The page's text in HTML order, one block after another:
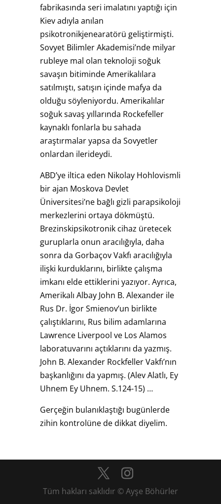
fabrikasında seri imalatını yaptığı için
Kiev adıyla anılan
psikotronikjenearatörü geliştirmişti.
Sovyet Bilimler Akademisi’nde milyar
rubleye mal olan teknoloji soğuk
savaşın bitiminde Amerikalılara
satılmıştı, satışın içinde mafya da
olduğu söyleniyordu. Amerikalılar
soğuk savaş yıllarında Rockefeller
kaynaklı fonlarla bu sahada
araştırmalar yapsa da Sovyetler
onlardan ilerideydi.
ABD’ye iltica eden Nikolay Hohlovismli
bir ajan Moskova Devlet
Üniversitesi’ne bağlı gizli parapsikoloji
merkezlerini ortaya dökmüştü.
Brezinskipsikotronik cihaz üretecek
guruplarla onun aracılığıyla, daha
sonra da Gorbaçov Vakfı aracılığıyla
ilişki kurduklarını, birlikte çalışma
imkanı elde ettiklerini yazıyor. Ayrıca,
Amerikalı Albay John B. Alexander ile
Rus Dr. İgor Smienov’un birlikte
çalıştıklarını, Rus bilim adamlarına
Lawrence Liverpool ve Los Alamos
laboratuvarını açtıklarını da yazmış.
John B. Alexander Rockfeller Vakfı’nın
başkanlığını da yapmış. (Alev Alatlı, Ey
Uhnem Ey Uhnem. S.124-15) …
Gerçeğin bulanıklaştığı bugünlerde
zihin kontrolüne de dikkat diyelim.
Tüm hakları saklıdır © Ayşe Böhürler